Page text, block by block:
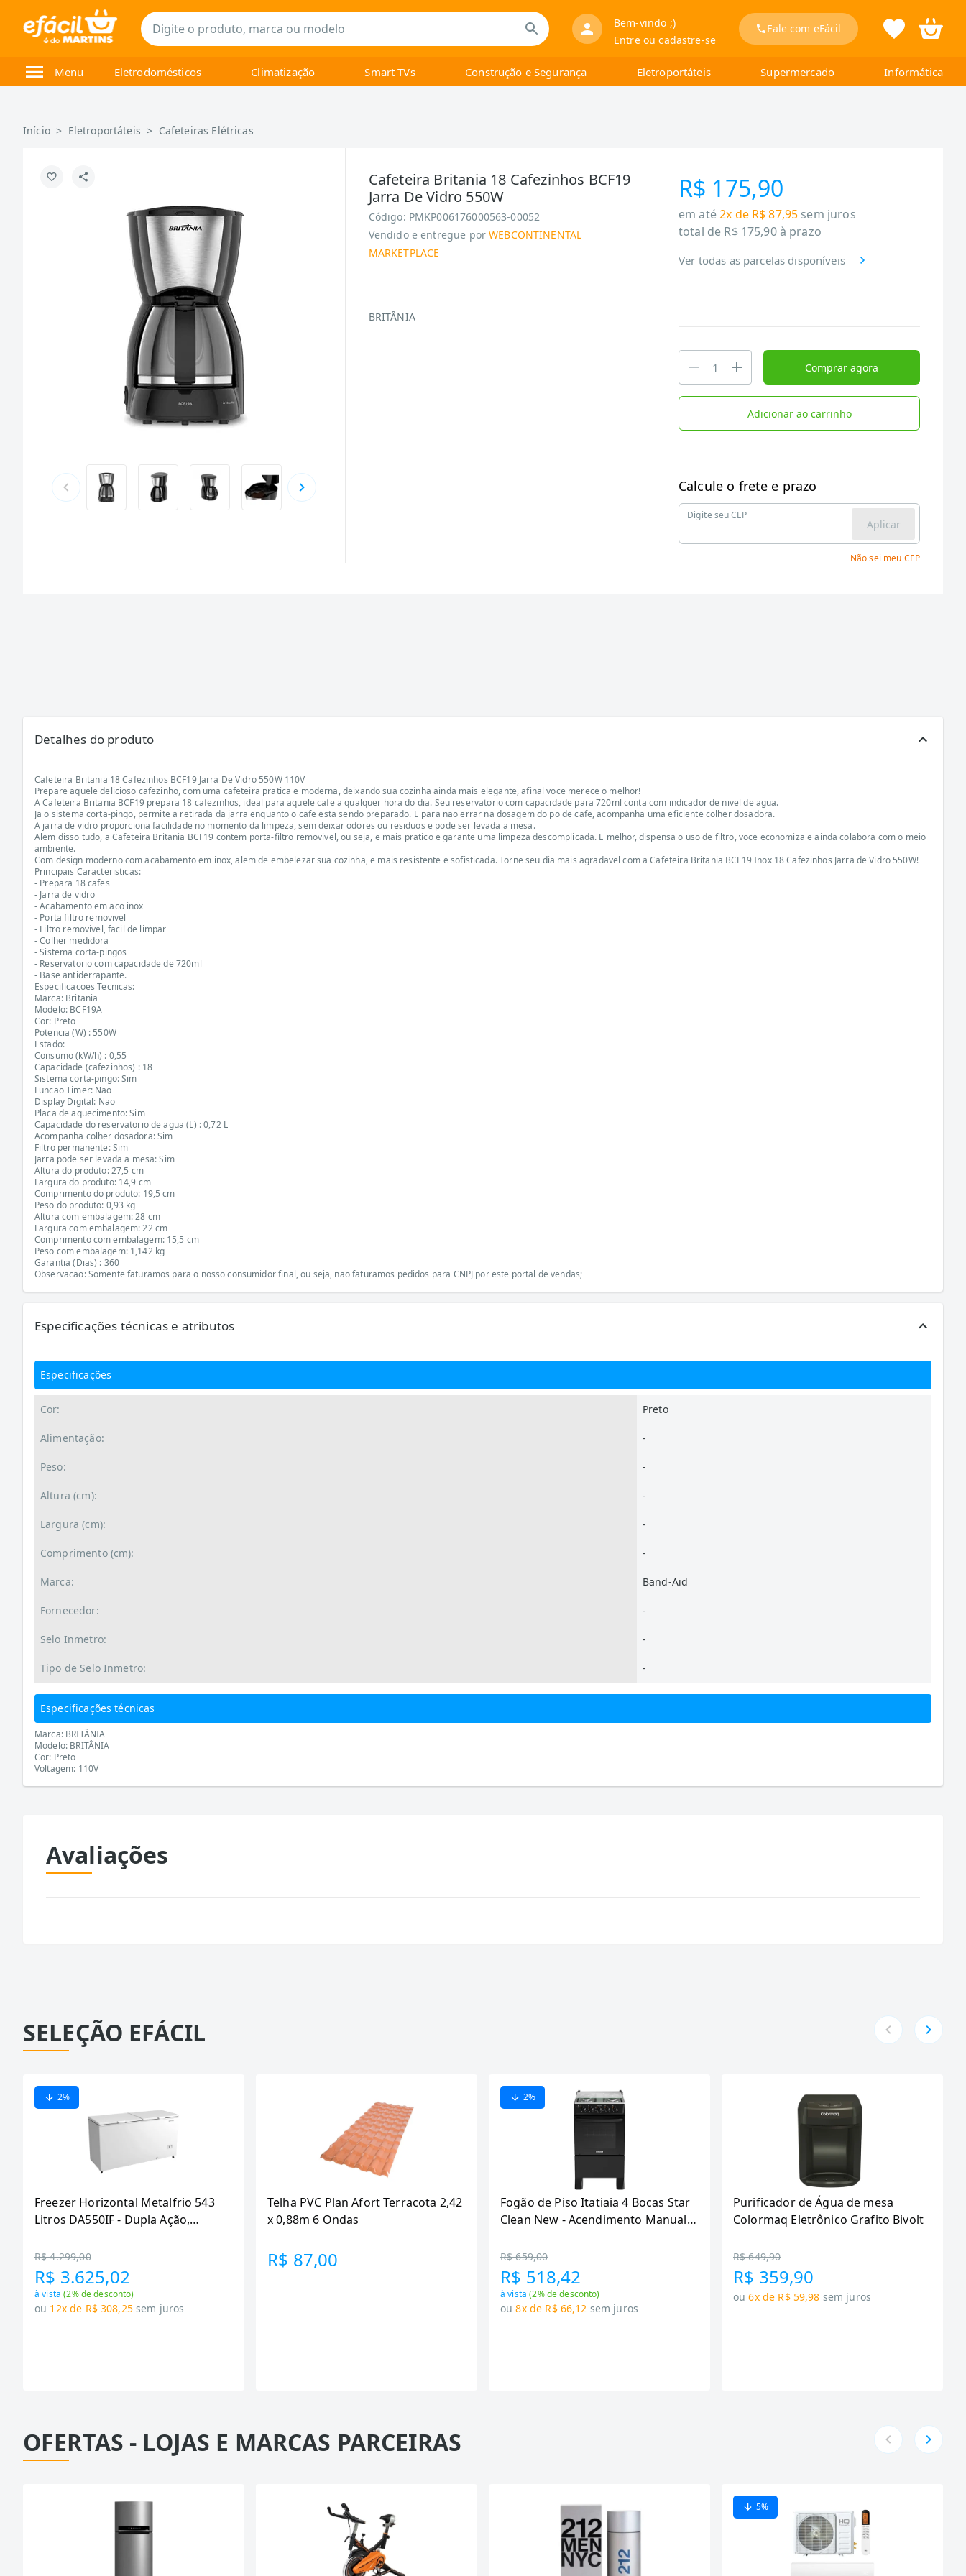
Bem-vindo ;)
Entre ou cadastre-se
Fale com eFácil
Menu Eletrodomésticos Climatização Smart TVs Construção e Segurança Eletroportáteis Supermercado Informática
Início > Eletroportáteis > Cafeteiras Elétricas
Cafeteira Britania 18 Cafezinhos BCF19
Jarra De Vidro 550W
Código: PMKP006176000563-00052
Vendido e entregue por WEBCONTINENTAL
MARKETPLACE
BRITÂNIA
R$ 175,90
em até2x de R$ 87,95 sem juros
total de R$ 175,90à prazo
Ver todas as parcelas disponíveis
Comprar agora
Adicionar ao carrinho
Calcule o frete e prazo
Digite seu CEP
Aplicar
Não sei meu CEP
Detalhes do produto
Cafeteira Britania 18 Cafezinhos BCF19 Jarra De Vidro 550W 110V
Prepare aquele delicioso cafezinho, com uma cafeteira pratica e moderna, deixando sua cozinha ainda mais elegante, afinal voce merece o melhor!
A Cafeteira Britania BCF19 prepara 18 cafezinhos, ideal para aquele cafe a qualquer hora do dia. Seu reservatorio com capacidade para 720ml conta com indicador de nivel de agua.
Ja o sistema corta-pingo, permite a retirada da jarra enquanto o cafe esta sendo preparado. E para nao errar na dosagem do po de cafe, acompanha uma eficiente colher dosadora.
A jarra de vidro proporciona facilidade no momento da limpeza, sem deixar odores ou residuos e pode ser levada a mesa.
Alem disso tudo, a Cafeteira Britania BCF19 contem porta-filtro removivel, ou seja, e mais pratico e garante uma limpeza descomplicada. E melhor, dispensa o uso de filtro, voce economiza e ainda colabora com o meio
ambiente.
Com design moderno com acabamento em inox, alem de embelezar sua cozinha, e mais resistente e sofisticada. Torne seu dia mais agradavel com a Cafeteira Britania BCF19 Inox 18 Cafezinhos Jarra de Vidro 550W!
Principais Caracteristicas:
- Prepara 18 cafes
- Jarra de vidro
- Acabamento em aco inox
- Porta filtro removivel
- Filtro removivel, facil de limpar
- Colher medidora
- Sistema corta-pingos
- Reservatorio com capacidade de 720ml
- Base antiderrapante.
Especificacoes Tecnicas:
Marca: Britania
Modelo: BCF19A
Cor: Preto
Potencia (W) : 550W
Estado:
Consumo (kW/h) : 0,55
Capacidade (cafezinhos) : 18
Sistema corta-pingo: Sim
Funcao Timer: Nao
Display Digital: Nao
Placa de aquecimento: Sim
Capacidade do reservatorio de agua (L) : 0,72 L
Acompanha colher dosadora: Sim
Filtro permanente: Sim
Jarra pode ser levada a mesa: Sim
Altura do produto: 27,5 cm
Largura do produto: 14,9 cm
Comprimento do produto: 19,5 cm
Peso do produto: 0,93 kg
Altura com embalagem: 28 cm
Largura com embalagem: 22 cm
Comprimento com embalagem: 15,5 cm
Peso com embalagem: 1,142 kg
Garantia (Dias) : 360
Observacao: Somente faturamos para o nosso consumidor final, ou seja, nao faturamos pedidos para CNPJ por este portal de vendas;
Especificações técnicas e atributos
Especificações
Cor: Preto
Alimentação: -
Peso: -
Altura (cm): -
Largura (cm): -
Comprimento (cm): -
Marca: Band-Aid
Fornecedor: -
Selo Inmetro: -
Tipo de Selo Inmetro: -
Especificações técnicas
Marca: BRITÂNIA
Modelo: BRITÂNIA
Cor: Preto
Voltagem: 110V
Avaliações
SELEÇÃO EFÁCIL
2%
Freezer Horizontal Metalfrio 543
Litros DA550IF - Dupla Ação,
R$ 4.299,00
R$ 3.625,02
à vista(2% de desconto)
ou 12x de R$ 308,25 sem juros
Telha PVC Plan Afort Terracota 2,42
x 0,88m 6 Ondas
R$ 87,00
2%
Fogão de Piso Itatiaia 4 Bocas Star
Clean New - Acendimento Manual,
R$ 659,00
R$ 518,42
à vista(2% de desconto)
ou 8x de R$ 66,12 sem juros
Purificador de Água de mesa
Colormaq Eletrônico Grafito Bivolt
R$ 649,90
R$ 359,90
ou 6x de R$ 59,98 sem juros
OFERTAS - LOJAS E MARCAS PARCEIRAS
5%